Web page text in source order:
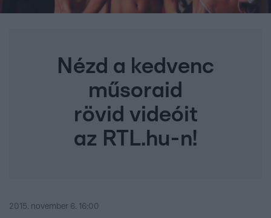
Nézd a kedvenc
műsoraid
rövid videóit
az RTL.hu-n!
2015. november 6. 16:00